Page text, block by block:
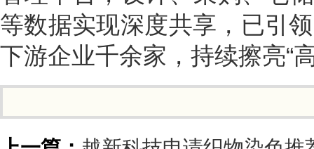
等数据实现深度共享，已引
下游企业千余家，持续擦亮“